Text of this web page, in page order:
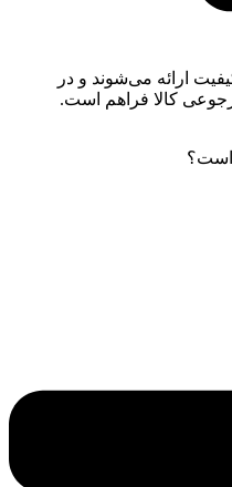
ارائه می‌شوند و در
کالا فراهم است.
است؟